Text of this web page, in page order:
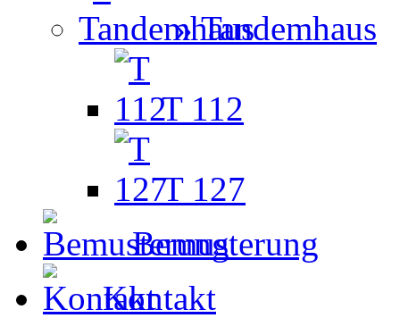
» Tandemhaus
T 112
T 127
Bemusterung
Kontakt